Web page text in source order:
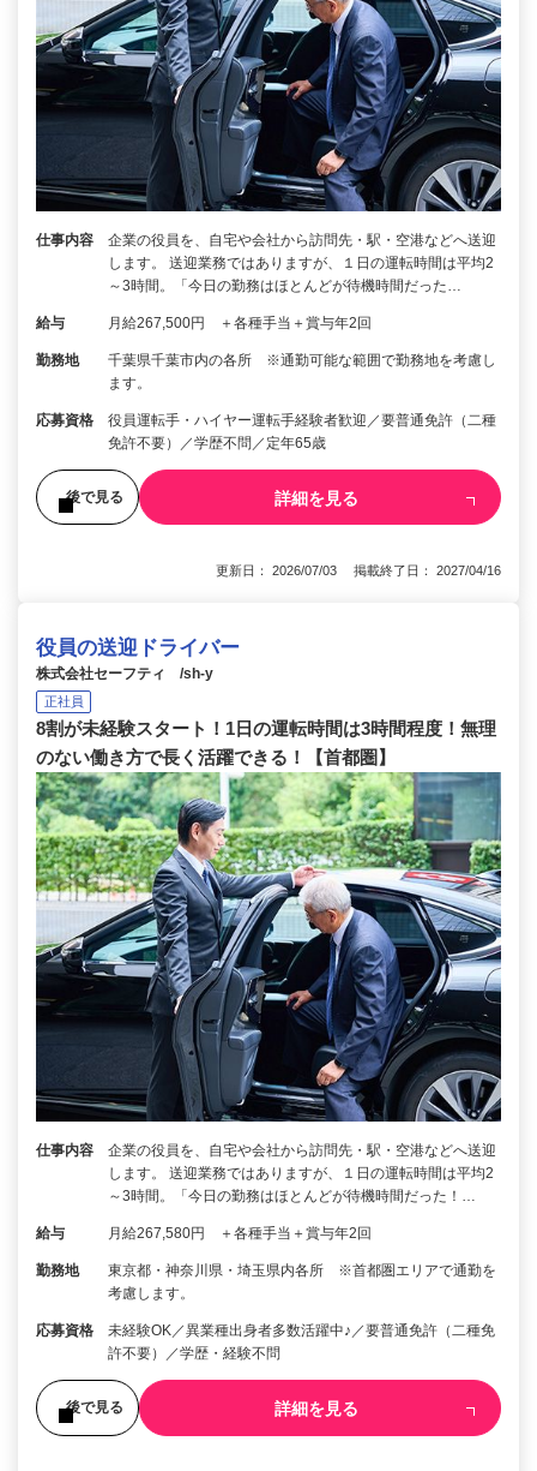
仕事内容
企業の役員を、自宅や会社から訪問先・駅・空港などへ送迎
します。 送迎業務ではありますが、１日の運転時間は平均2
～3時間。「今日の勤務はほとんどが待機時間だった…
給与 月給267,500円 ＋各種手当＋賞与年2回
勤務地
千葉県千葉市内の各所 ※通勤可能な範囲で勤務地を考慮し
ます。
応募資格
役員運転手・ハイヤー運転手経験者歓迎／要普通免許（二種
免許不要）／学歴不問／定年65歳
後で見る 詳細を見る
更新日： 2026/07/03 掲載終了日： 2027/04/16
役員の送迎ドライバー
株式会社セーフティ /sh-y
正社員
8割が未経験スタート！1日の運転時間は3時間程度！無理
のない働き方で長く活躍できる！【首都圏】
仕事内容
企業の役員を、自宅や会社から訪問先・駅・空港などへ送迎
します。 送迎業務ではありますが、１日の運転時間は平均2
～3時間。「今日の勤務はほとんどが待機時間だった！…
給与 月給267,580円 ＋各種手当＋賞与年2回
勤務地
東京都・神奈川県・埼玉県内各所 ※首都圏エリアで通勤を
考慮します。
応募資格
未経験OK／異業種出身者多数活躍中♪／要普通免許（二種免
許不要）／学歴・経験不問
後で見る 詳細を見る